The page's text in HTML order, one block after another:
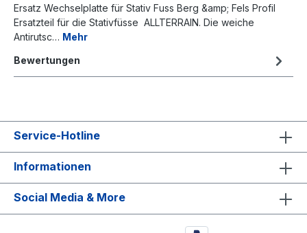
Ersatz Wechselplatte für Stativ Fuss Berg &amp; Fels Profil
Ersatzteil für die Stativfüsse ALLTERRAIN. Die weiche
Antirutsc… Mehr
Bewertungen
Service-Hotline
Informationen
Social Media & More